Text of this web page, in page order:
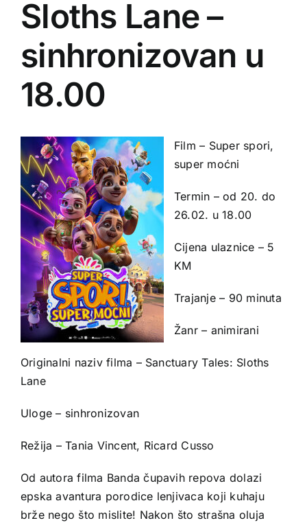
Sloths Lane –
sinhronizovan u
18.00
Film – Super spori,
super moćni
Termin – od 20. do
26.02. u 18.00
Cijena ulaznice – 5
KM
Trajanje – 90 minuta
Žanr – animirani
Originalni naziv filma – Sanctuary Tales: Sloths
Lane
Uloge – sinhronizovan
Režija – Tania Vincent, Ricard Cusso
Od autora filma Banda čupavih repova dolazi
epska avantura porodice lenjivaca koji kuhaju
brže nego što mislite! Nakon što strašna oluja